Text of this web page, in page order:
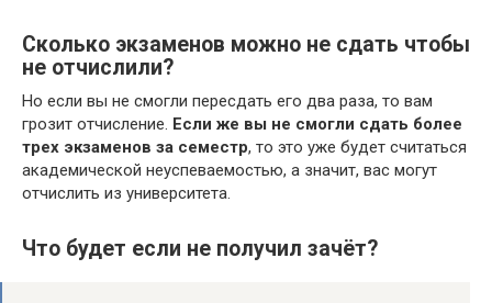
Сколько экзаменов можно не сдать чтобы
не отчислили?
Но если вы не смогли пересдать его два раза, то вам
грозит отчисление. Если же вы не смогли сдать более
трех экзаменов за семестр, то это уже будет считаться
академической неуспеваемостью, а значит, вас могут
отчислить из университета.
Что будет если не получил зачёт?